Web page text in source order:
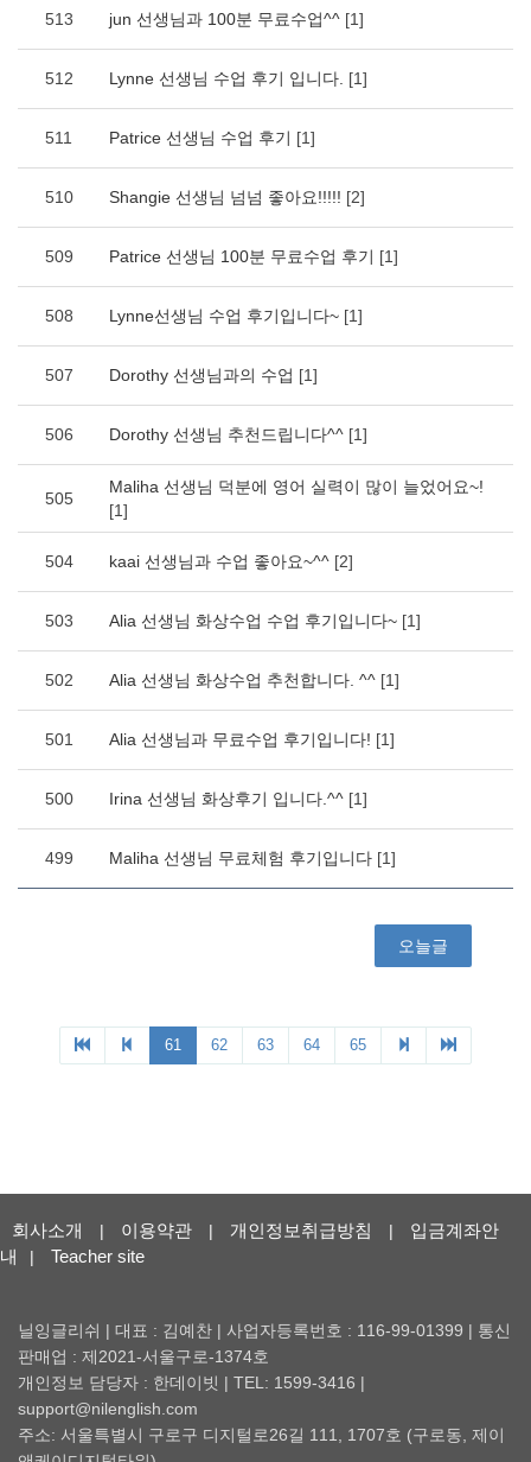
회사소개 | 이용약관 | 개인정보취급방침 |
입금계좌안
내
| Teacher site
닐잉글리쉬 | 대표 : 김예찬 | 사업자등록번호 : 116-99-01399 | 통신
판매업 : 제2021-서울구로-1374호
개인정보 담당자 : 한데이빗 | TEL: 1599-3416 |
support@nilenglish.com
주소: 서울특별시 구로구 디지털로26길 111, 1707호 (구로동, 제이